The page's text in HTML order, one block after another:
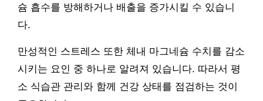
슘 흡수를 방해하거나 배출을 증가시킬 수 있습니
다.
만성적인 스트레스 또한 체내 마그네슘 수치를 감소
시키는 요인 중 하나로 알려져 있습니다. 따라서 평
소 식습관 관리와 함께 건강 상태를 점검하는 것이